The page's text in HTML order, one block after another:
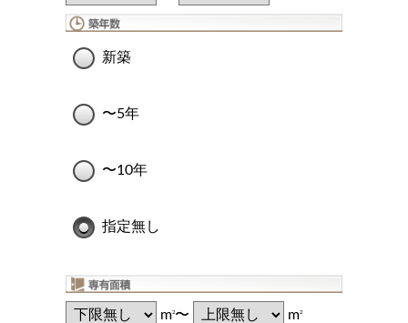
新築
〜5年
〜10年
指定無し
m2〜 m2